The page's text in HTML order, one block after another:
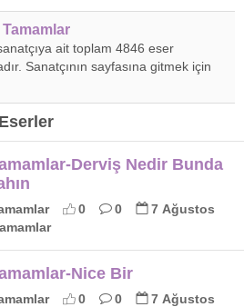
ait toplam 4846 eser
Sanatçının sayfasına gitmek için
Derviş Nedir Bunda
0 0
7 Ağustos
Nice Bir
0 0
7 Ağustos